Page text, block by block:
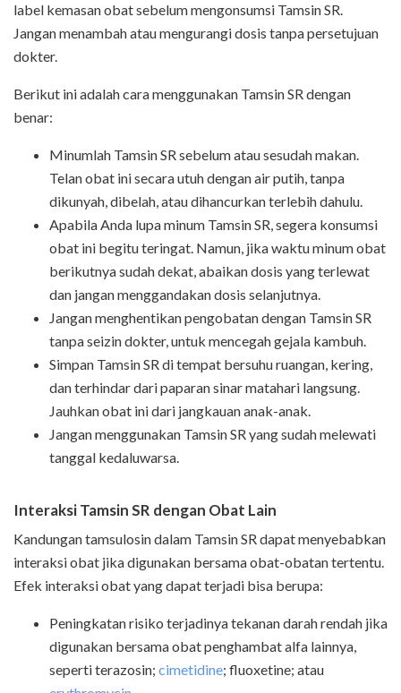
label kemasan obat sebelum mengonsumsi Tamsin SR.
Jangan menambah atau mengurangi dosis tanpa persetujuan
dokter.
Berikut ini adalah cara menggunakan Tamsin SR dengan
benar:
Minumlah Tamsin SR sebelum atau sesudah makan.
Telan obat ini secara utuh dengan air putih, tanpa
dikunyah, dibelah, atau dihancurkan terlebih dahulu.
Apabila Anda lupa minum Tamsin SR, segera konsumsi
obat ini begitu teringat. Namun, jika waktu minum obat
berikutnya sudah dekat, abaikan dosis yang terlewat
dan jangan menggandakan dosis selanjutnya.
Jangan menghentikan pengobatan dengan Tamsin SR
tanpa seizin dokter, untuk mencegah gejala kambuh.
Simpan Tamsin SR di tempat bersuhu ruangan, kering,
dan terhindar dari paparan sinar matahari langsung.
Jauhkan obat ini dari jangkauan anak-anak.
Jangan menggunakan Tamsin SR yang sudah melewati
tanggal kedaluwarsa.
Interaksi Tamsin SR dengan Obat Lain
Kandungan tamsulosin dalam Tamsin SR dapat menyebabkan
interaksi obat jika digunakan bersama obat-obatan tertentu.
Efek interaksi obat yang dapat terjadi bisa berupa:
Peningkatan risiko terjadinya tekanan darah rendah jika
digunakan bersama obat penghambat alfa lainnya,
seperti terazosin; cimetidine; fluoxetine; atau